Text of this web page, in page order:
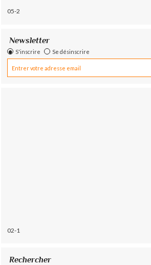
05-2
Newsletter
S'inscrire Se désinscrire
02-1
Rechercher